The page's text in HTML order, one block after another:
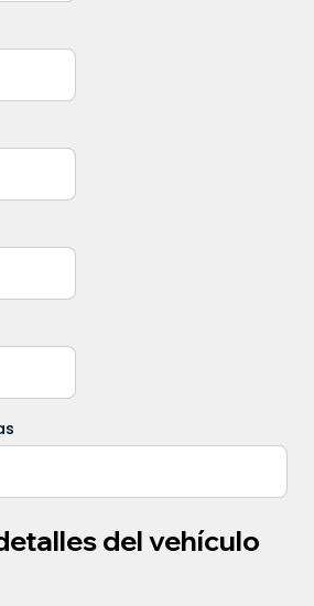
del vehículo